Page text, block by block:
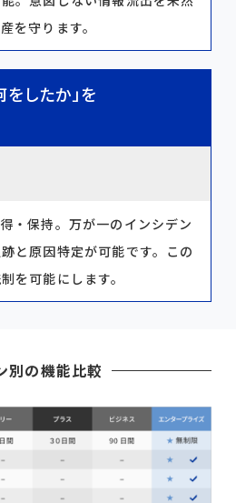
を守ります。
をしたか」を
・保持。万が一のインシデン
と原因特定が可能です。この
を可能にします。
別の機能比較